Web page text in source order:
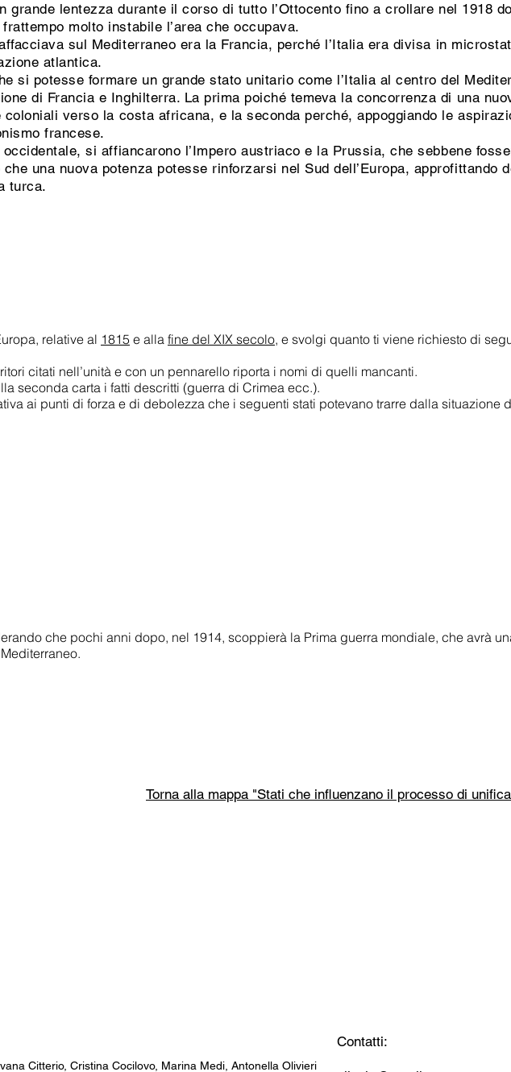
grande lentezza durante il corso di tutto l’Ottocento fino a crollare nel 1918
molto instabile l’area che occupava.
sul Mediterraneo era la Francia, perché l’Italia era divisa in
atlantica.
si potesse formare un grande stato unitario come l’Italia al centro del
di Francia e Inghilterra. La prima poiché temeva la concorrenza di una
verso la costa africana, e la seconda perché, appoggiando le
francese.
si affiancarono l’Impero austriaco e la Prussia, che sebbene
una nuova potenza potesse rinforzarsi nel Sud dell’Europa, approfittando
turca.
relative al 1815 e alla fine del XIX secolo, e svolgi quanto ti viene richiesto di
citati nell’unità e con un pennarello riporta i nomi di quelli mancanti.
seconda carta i fatti descritti (guerra di Crimea ecc.).
ai punti di forza e di debolezza che i seguenti stati potevano trarre dalla situazione
che pochi anni dopo, nel 1914, scoppierà la Prima guerra mondiale, che avrà
Torna alla mappa "Stati che influenzano il processo di
Citterio, Cristina Cocilovo, Marina Medi, Antonella Olivieri
Contatti: